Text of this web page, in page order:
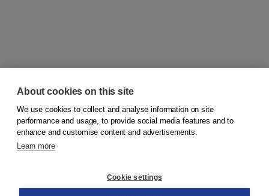
© 2026Koninklijke Boom uitgevers
Order
About cookies on this site
We use cookies to collect and analyse information on site
performance and usage, to provide social media features and to
enhance and customise content and advertisements.
Learn more
Cookie settings